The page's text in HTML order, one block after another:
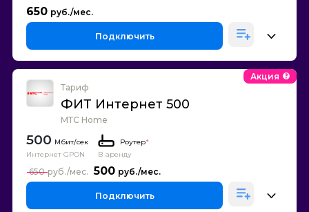
650
Подключить
Тариф
ФИТ Интернет 500
МТС Home
Акция
500
Интернет GPON
Роутер*
В аренду
500
650
Подключить